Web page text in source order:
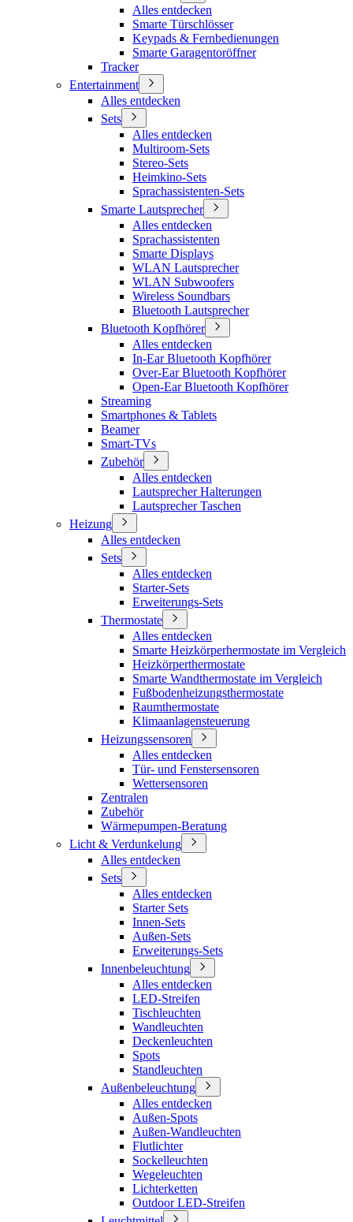
Alles entdecken
Smarte Türschlösser
Keypads & Fernbedienungen
Smarte Garagentoröffner
Tracker
Entertainment
Alles entdecken
Sets
Alles entdecken
Multiroom-Sets
Stereo-Sets
Heimkino-Sets
Sprachassistenten-Sets
Smarte Lautsprecher
Alles entdecken
Sprachassistenten
Smarte Displays
WLAN Lautsprecher
WLAN Subwoofers
Wireless Soundbars
Bluetooth Lautsprecher
Bluetooth Kopfhörer
Alles entdecken
In-Ear Bluetooth Kopfhörer
Over-Ear Bluetooth Kopfhörer
Open-Ear Bluetooth Kopfhörer
Streaming
Smartphones & Tablets
Beamer
Smart-TVs
Zubehör
Alles entdecken
Lautsprecher Halterungen
Lautsprecher Taschen
Heizung
Alles entdecken
Sets
Alles entdecken
Starter-Sets
Erweiterungs-Sets
Thermostate
Alles entdecken
Smarte Heizkörperhermostate im Vergleich
Heizkörperthermostate
Smarte Wandthermostate im Vergleich
Fußbodenheizungsthermostate
Raumthermostate
Klimaanlagensteuerung
Heizungssensoren
Alles entdecken
Tür- und Fenstersensoren
Wettersensoren
Zentralen
Zubehör
Wärmepumpen-Beratung
Licht & Verdunkelung
Alles entdecken
Sets
Alles entdecken
Starter Sets
Innen-Sets
Außen-Sets
Erweiterungs-Sets
Innenbeleuchtung
Alles entdecken
LED-Streifen
Tischleuchten
Wandleuchten
Deckenleuchten
Spots
Standleuchten
Außenbeleuchtung
Alles entdecken
Außen-Spots
Außen-Wandleuchten
Flutlichter
Sockelleuchten
Wegeleuchten
Lichterketten
Outdoor LED-Streifen